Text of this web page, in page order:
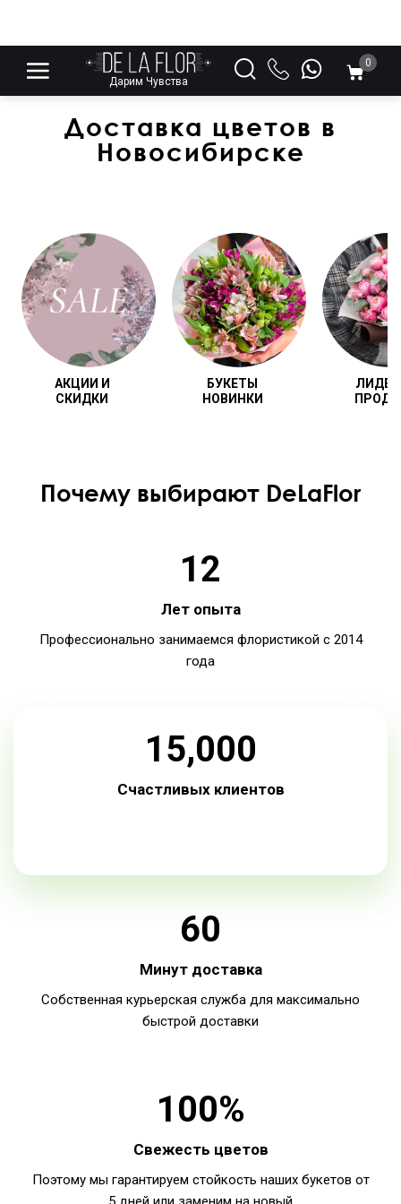
Дарим Чувства
0
Доставка цветов в
Новосибирске
АКЦИИ И
СКИДКИ
БУКЕТЫ
НОВИНКИ
Почему выбирают DeLaFlor
12
Лет опыта
Профессионально занимаемся флористикой с 2014
года
15,000
Счастливых клиентов
60
Минут доставка
Собственная курьерская служба для максимально
быстрой доставки
100%
Свежесть цветов
Поэтому мы гарантируем стойкость наших букетов от